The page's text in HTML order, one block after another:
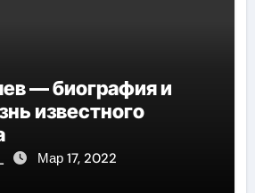
— биография и
известного
Мар 17, 2022